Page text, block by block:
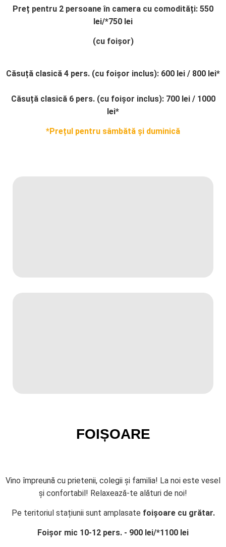
Preț pentru 2 persoane în camera cu comodități: 550
lei/*750 lei
(cu foișor)
Căsuță clasică 4 pers. (cu foișor inclus): 600 lei / 800 lei*
Căsuță clasică 6 pers. (cu foișor inclus): 700 lei / 1000
lei*
*Prețul pentru sâmbătă și duminică
FOIȘOARE
Vino împreună cu prietenii, colegii și familia! La noi este vesel
și confortabil! Relaxează-te alături de noi!
Pe teritoriul stațiunii sunt amplasate foișoare cu grătar.
Foișor mic 10-12 pers. - 900 lei/*1100 lei